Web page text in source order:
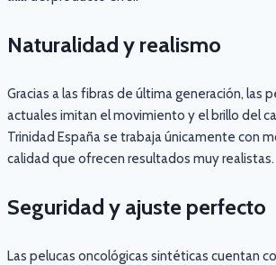
Naturalidad y realismo
Gracias a las fibras de última generación, las
actuales imitan el movimiento y el brillo del
Trinidad España se trabaja únicamente con
calidad que ofrecen resultados muy realistas.
Seguridad y ajuste perfecto
Las pelucas oncológicas sintéticas cuentan